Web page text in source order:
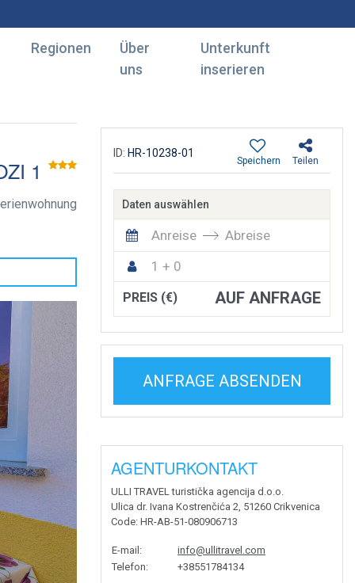
Regionen
Über
uns
Unterkunft
inserieren
1
ID: HR-10238-01
Teilen
Speichern
Daten auswählen
Anreise
Abreise
1 + 0
PREIS (€) AUF ANFRAGE
ANFRAGE ABSENDEN
AGENTURKONTAKT
ULLI TRAVEL turistička agencija d.o.o.
Ulica dr. Ivana Kostrenčića 2, 51260 Crikvenica
Code: HR-AB-51-080906713
E-mail :
info@ullitravel.com
Telefon: +38551784134